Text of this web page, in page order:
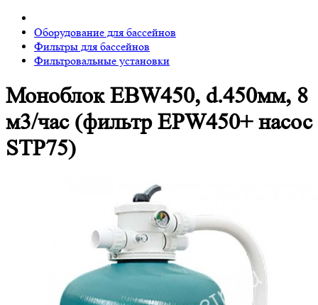
Оборудование для бассейнов
Фильтры для бассейнов
Фильтровальные установки
Моноблок EBW450, d.450мм, 8
м3/час (фильтр EPW450+ насос
STP75)